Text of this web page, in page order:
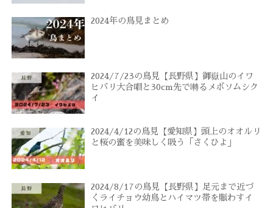
2024年の鳥見まとめ
2024/7/23の鳥見【長野県】御嶽山のイワ
ヒバリ大合唱と30cm先で囀るメボソムシク
イ
2024/4/12の鳥見【愛知県】頭上のオオルリ
と桜の蜜を美味しく吸う「さくひよ」
2024/8/17の鳥見【長野県】足元まで近づ
くライチョウ幼鳥とハイマツ帯を賑わすイ